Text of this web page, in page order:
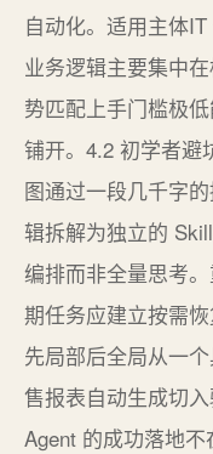
自动化。适用主体IT
业务逻辑主要集中
势匹配上手门槛极
铺开。4.2 初学者避
图通过一段几千字
辑拆解为独立的
编排而非全量思考
期任务应建立按需
先局部后全局从一
售报表自动生成切
Agent 的成功落地